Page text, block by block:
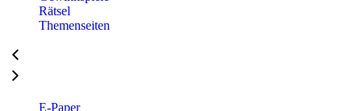
Rätsel
Themenseiten
E-Paper